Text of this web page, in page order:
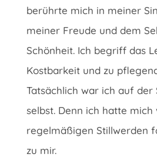
berührte mich in meiner
meiner Freude und dem
Schönheit. Ich begriff das
Kostbarkeit und zu
Tatsächlich war ich auf der
selbst. Denn ich hatte
regelmäßigen Stillwerden
zu mir.